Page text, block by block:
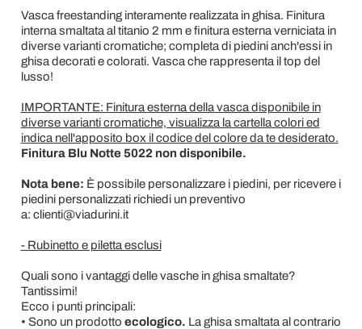
Vasca freestanding interamente realizzata in ghisa. Finitura
interna smaltata al titanio 2 mm e finitura esterna verniciata in
diverse varianti cromatiche; completa di piedini anch'essi in
ghisa decorati e colorati. Vasca che rappresenta il top del
lusso!
IMPORTANTE: Finitura esterna della vasca disponibile in
diverse varianti cromatiche, visualizza la cartella colori ed
indica nell'apposito box il codice del colore da te desiderato.
Finitura Blu Notte 5022 non disponibile.
Nota bene: È possibile personalizzare i piedini, per ricevere i
piedini personalizzati richiedi un preventivo
a: clienti@viadurini.it
- Rubinetto e piletta esclusi
Quali sono i vantaggi delle vasche in ghisa smaltate?
Tantissimi!
Ecco i punti principali:
• Sono un prodotto ecologico. La ghisa smaltata al contrario